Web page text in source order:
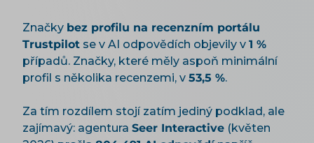
Značky bez profilu na recenzním portálu
Trustpilot se v AI odpovědích objevily v 1 %
případů. Značky, které měly aspoň minimální
profil s několika recenzemi, v 53,5 %.
Za tím rozdílem stojí zatím jediný podklad, ale
zajímavý: agentura Seer Interactive (květen